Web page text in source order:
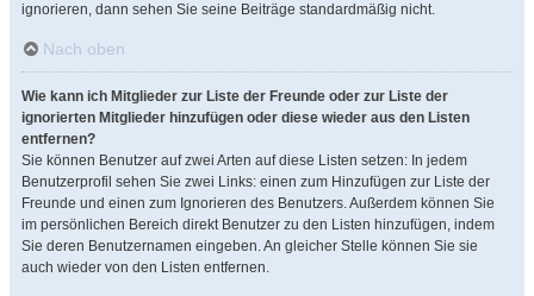
ignorieren, dann sehen Sie seine Beiträge standardmäßig nicht.
Nach oben
Wie kann ich Mitglieder zur Liste der Freunde oder zur Liste der
ignorierten Mitglieder hinzufügen oder diese wieder aus den Listen
entfernen?
Sie können Benutzer auf zwei Arten auf diese Listen setzen: In jedem
Benutzerprofil sehen Sie zwei Links: einen zum Hinzufügen zur Liste der
Freunde und einen zum Ignorieren des Benutzers. Außerdem können Sie
im persönlichen Bereich direkt Benutzer zu den Listen hinzufügen, indem
Sie deren Benutzernamen eingeben. An gleicher Stelle können Sie sie
auch wieder von den Listen entfernen.